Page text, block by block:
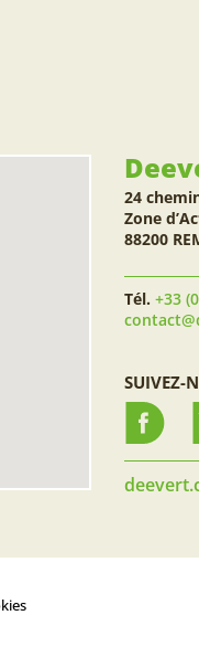
24
Zone
88200
Tél. +33
SUIVEZ-